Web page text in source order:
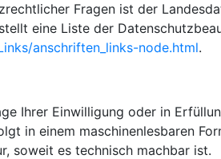
Fragen ist der
eine Liste der
anschriften_links-node.html.
Ihrer Einwilligung oder in
in einem maschinenlesbaren
soweit es technisch machbar ist.